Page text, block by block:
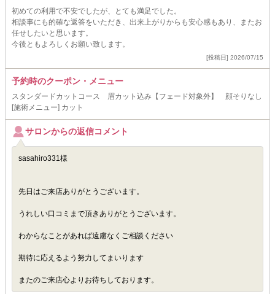
初めての利用で不安でしたが、とても満足でした。
相談事にも的確な返答をいただき、出来上がりからも安心感もあり、またお
任せしたいと思います。
今後ともよろしくお願い致します。
[投稿日] 2026/07/15
予約時のクーポン・メニュー
スタンダードカットコース 眉カット込み【フェード対象外】 顔そりなし
[施術メニュー] カット
サロンからの返信コメント
sasahiro331様
先日はご来店ありがとうございます。
うれしい口コミまで頂きありがとうございます。
わからなことがあれば遠慮なくご相談ください
期待に応えるよう努力してまいります
またのご来店心よりお待ちしております。